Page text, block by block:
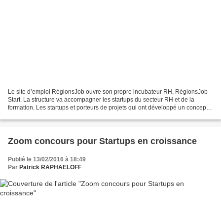
Le site d’emploi RégionsJob ouvre son propre incubateur RH, RégionsJob
Start. La structure va accompagner les startups du secteur RH et de la
formation. Les startups et porteurs de projets qui ont développé un concept
Zoom concours pour Startups en croissance
Publié le 13/02/2016 à 18:49
Par Patrick RAPHAELOFF